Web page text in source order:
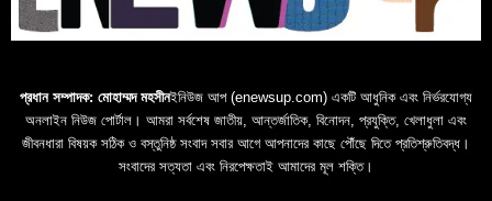
প্রধান সম্পাদক: মোহাম্মদ মহসীনইনিউজ আপ (enewsup.com) একটি আধুনিক এবং নির্ভরযোগ্য
অনলাইন নিউজ পোর্টাল। আমরা সর্বশেষ জাতীয়, আন্তর্জাতিক, বিনোদন, প্রযুক্তি, খেলাধুলা এবং
জীবনধারা বিষয়ক সঠিক ও বস্তুনিষ্ঠ সংবাদ সবার আগে আপনাদের কাছে পৌঁছে দিতে প্রতিশ্রুতিবদ্ধ।
সংবাদের সত্যতা এবং নিরপেক্ষতাই আমাদের মূল শক্তি।